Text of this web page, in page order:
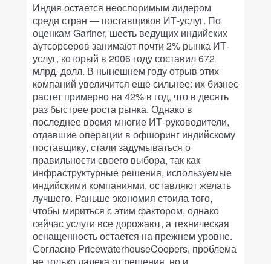
Индия остается неоспоримым лидером
среди стран — поставщиков ИТ-услуг. По
оценкам Gartner, шесть ведущих индийских
аутсорсеров занимают почти 2% рынка ИТ-
услуг, который в 2006 году составил 672
млрд. долл. В нынешнем году отрыв этих
компаний увеличится еще сильнее: их бизнес
растет примерно на 42% в год, что в десять
раз быстрее роста рынка. Однако в
последнее время многие ИТ-руководители,
отдавшие операции в офшоринг индийскому
поставщику, стали задумываться о
правильности своего выбора, так как
инфраструктурные решения, используемые
индийскими компаниями, оставляют желать
лучшего. Раньше экономия стоила того,
чтобы мириться с этим фактором, однако
сейчас услуги все дорожают, а техническая
оснащенность остается на прежнем уровне.
Согласно PricewaterhouseCoopers, проблема